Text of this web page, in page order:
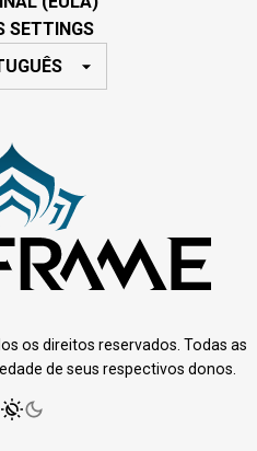
SETTINGS
os direitos reservados. Todas as
de seus respectivos donos.